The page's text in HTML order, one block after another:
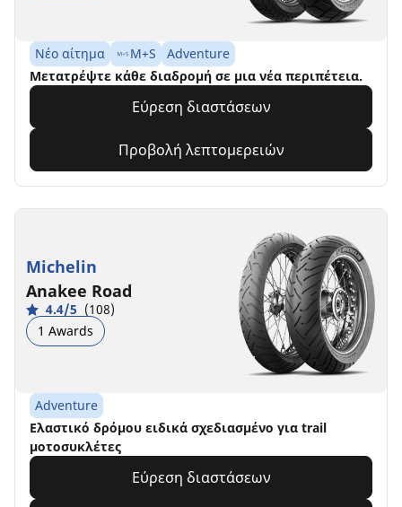
Νέο αίτημα M+S
Adventure
Μετατρέψτε κάθε διαδρομή σε μια νέα περιπέτεια.
Εύρεση διαστάσεων
Προβολή λεπτομερειών
Michelin
Anakee Road
4.4/5 (108)
1 Awards
Adventure
Ελαστικό δρόμου ειδικά σχεδιασμένο για trail
μοτοσυκλέτες
Εύρεση διαστάσεων